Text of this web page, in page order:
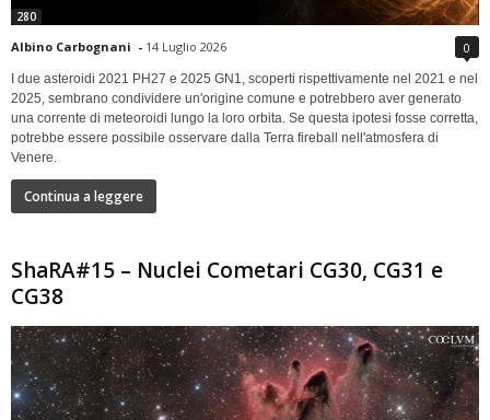
280
Albino Carbognani - 14 Luglio 2026 0
I due asteroidi 2021 PH27 e 2025 GN1, scoperti rispettivamente nel 2021 e nel
2025, sembrano condividere un'origine comune e potrebbero aver generato
una corrente di meteoroidi lungo la loro orbita. Se questa ipotesi fosse corretta,
potrebbe essere possibile osservare dalla Terra fireball nell'atmosfera di
Venere.
Continua a leggere
ShaRA#15 – Nuclei Cometari CG30, CG31 e
CG38